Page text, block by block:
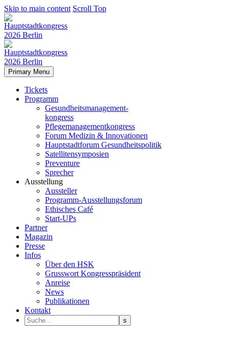
Skip to main content Scroll Top
Primary Menu
Tickets
Programm
Gesundheitsmanagement-
kongress
Pflegemanagementkongress
Forum Medizin & Innovationen
Hauptstadtforum Gesundheitspolitik
Satellitensymposien
Preventure
Sprecher
Ausstellung
Aussteller
Programm-Ausstellungsforum
Ethisches Café
Start-UPs
Partner
Magazin
Presse
Infos
Über den HSK
Grusswort Kongresspräsident
Anreise
News
Publikationen
Kontakt